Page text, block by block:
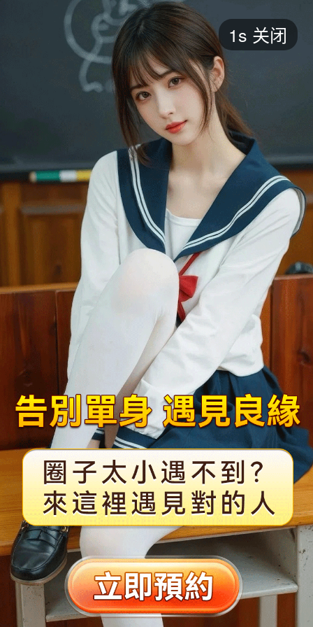
短剧
最热 添加 评分
都市 甜宠 逆袭 玄幻
2025 2024 2023 2022
全部 大陆 香港 台湾 美国 韩国 日本
1s 关闭